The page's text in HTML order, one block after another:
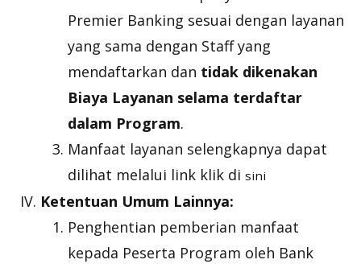
Premier Banking sesuai dengan layanan
yang sama dengan Staff yang
mendaftarkan dan tidak dikenakan
Biaya Layanan selama terdaftar
dalam Program.
Manfaat layanan selengkapnya dapat
dilihat melalui link klik di sini
Ketentuan Umum Lainnya:
Penghentian pemberian manfaat
kepada Peserta Program oleh Bank